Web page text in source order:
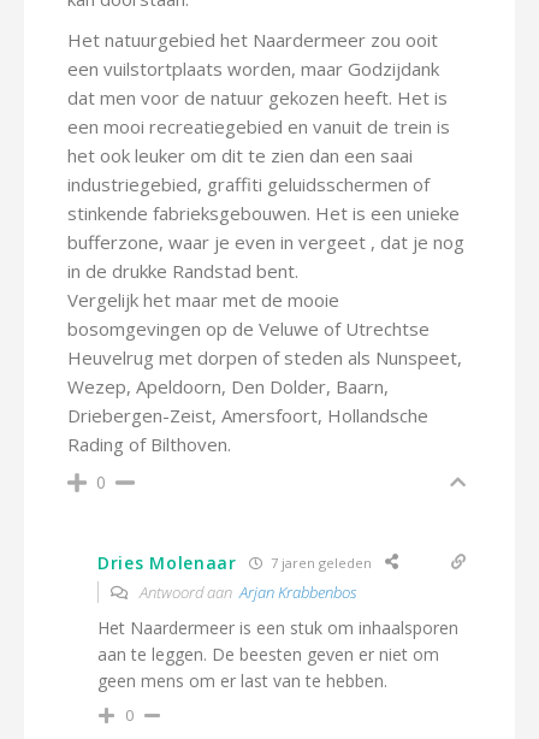
Het natuurgebied het Naardermeer zou ooit
een vuilstortplaats worden, maar Godzijdank
dat men voor de natuur gekozen heeft. Het is
een mooi recreatiegebied en vanuit de trein is
het ook leuker om dit te zien dan een saai
industriegebied, graffiti geluidsschermen of
stinkende fabrieksgebouwen. Het is een unieke
bufferzone, waar je even in vergeet , dat je nog
in de drukke Randstad bent.
Vergelijk het maar met de mooie
bosomgevingen op de Veluwe of Utrechtse
Heuvelrug met dorpen of steden als Nunspeet,
Wezep, Apeldoorn, Den Dolder, Baarn,
Driebergen-Zeist, Amersfoort, Hollandsche
Rading of Bilthoven.
0
Dries Molenaar 7 jaren geleden
Antwoord aanArjan Krabbenbos
Het Naardermeer is een stuk om inhaalsporen
aan te leggen. De beesten geven er niet om
geen mens om er last van te hebben.
0